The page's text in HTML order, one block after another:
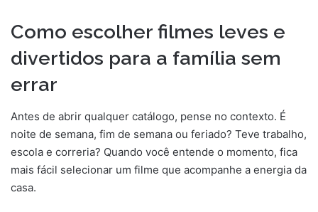
Como escolher filmes leves e
divertidos para a família sem
errar
Antes de abrir qualquer catálogo, pense no contexto. É
noite de semana, fim de semana ou feriado? Teve trabalho,
escola e correria? Quando você entende o momento, fica
mais fácil selecionar um filme que acompanhe a energia da
casa.